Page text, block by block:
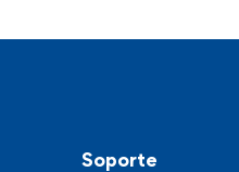
Soporte